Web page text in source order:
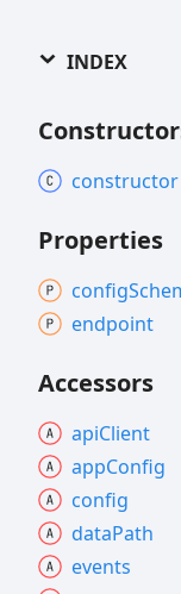
INDEX
constructor
Properties
config
endpoint
Accessors
apiClient
appConfig
config
dataPath
events